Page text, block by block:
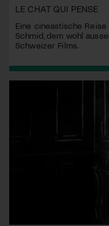
LE CHAT QUI PENSE
Eine cineastische
Schmid, dem wohl
Schweizer Films.